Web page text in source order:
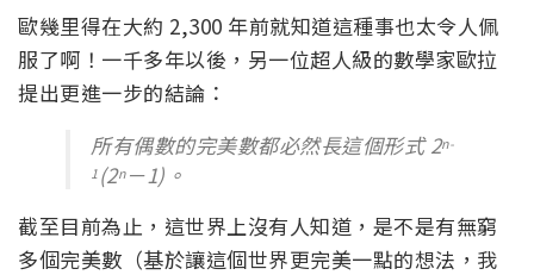
歐幾里得在大約 2,300 年前就知道這種事也太令人佩
服了啊！一千多年以後，另一位超人級的數學家歐拉
提出更進一步的結論：
所有偶數的完美數都必然長這個形式 2n-
1 (2n－1)。
截至目前為止，這世界上沒有人知道，是不是有無窮
多個完美數（基於讓這個世界更完美一點的想法，我